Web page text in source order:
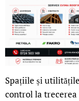
Spațiile și
control la